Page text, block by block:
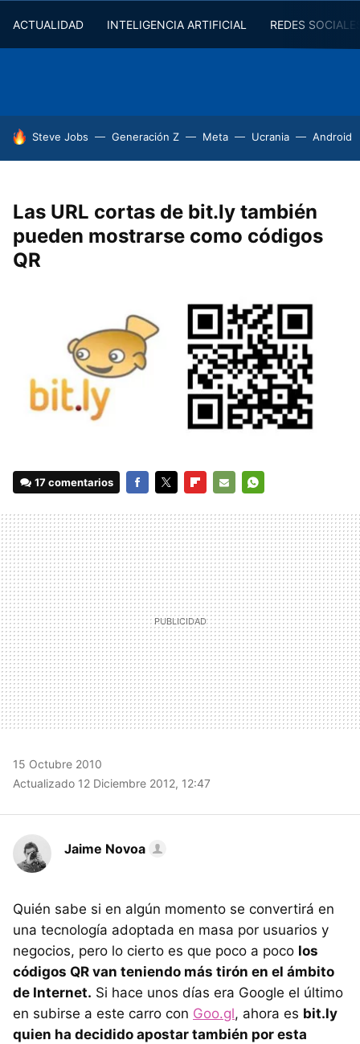
ACTUALIDAD INTELIGENCIA ARTIFICIAL REDES
HOY SE HABLA DE
Steve Jobs Generación Z Meta Ucrania Android
Las URL cortas de bit.ly también
pueden mostrarse como códigos
QR
17 comentarios
MAIL
15 Octubre 2010
Actualizado 12 Diciembre 2012, 12:47
Jaime Novoa
Quién sabe si en algún momento se convertirá en
una tecnología adoptada en masa por usuarios y
negocios, pero lo cierto es que poco a poco los
códigos QR van teniendo más tirón en el ámbito
de Internet. Si hace unos días era Google el último
en subirse a este carro con Goo.gl, ahora es bit.ly
quien ha decidido apostar también por esta